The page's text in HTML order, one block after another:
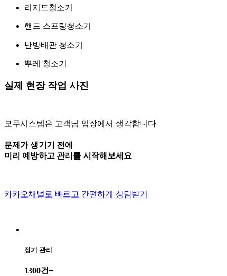
리지드청소기
핸드 스프링청소기
난방배관 청소기
뿌레 청소기
실제 현장 작업 사진
모두시스템은 고객님 입장에서 생각합니다
문제가 생기기 전에
미리 예방하고 관리를 시작해보세요
카카오채널로 빠르고 간편하게 상담받기
정기 관리
1300건+